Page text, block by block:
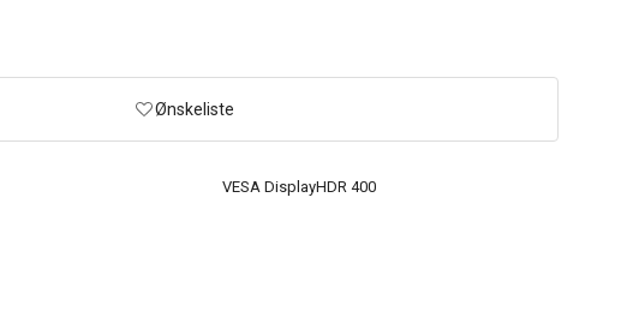
VESA DisplayHDR 400
Ønskeliste